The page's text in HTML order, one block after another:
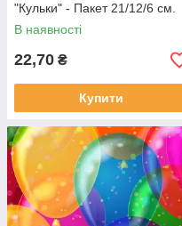
"Кульки" - Пакет 21/12/6 см.
В наявності
22,70 ₴
Купити